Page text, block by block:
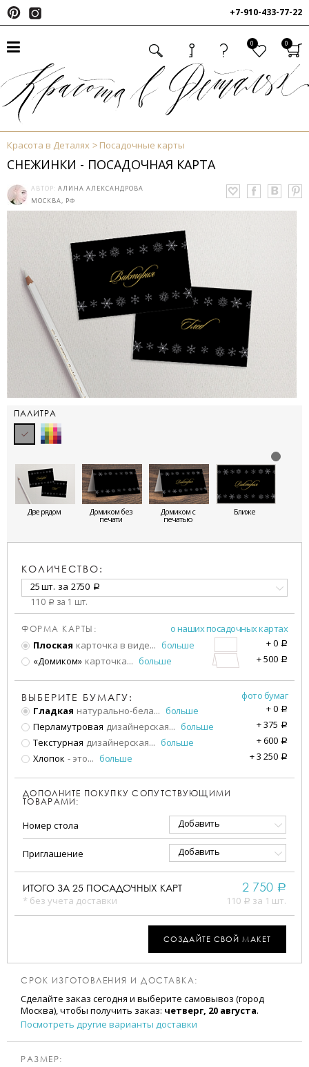
+7-910-433-77-22
0 0
Красота в Деталях Посадочные карты
СНЕЖИНКИ - ПОСАДОЧНАЯ КАРТА
АВТОР: АЛИНА АЛЕКСАНДРОВА
МОСКВА, РФ
ПАЛИТРА
Две рядом Домиком без
печати
Домиком с
печатью
Ближе
КОЛИЧЕСТВО:
25 шт. за 2750 a
110 a за 1 шт.
ФОРМА КАРТЫ:
о наших посадочных картах
Плоская карточка в виде... больше +0 a
«Домиком» карточка... больше +500 a
ВЫБЕРИТЕ БУМАГУ:
фото бумаг
Гладкая натурально-бела... больше +0 a
Перламутровая дизайнерская... больше +375 a
Текстурная дизайнерская... больше +600 a
Хлопок - это... больше +3 250 a
ДОПОЛНИТЕ ПОКУПКУ СОПУТСТВУЮЩИМИ
ТОВАРАМИ:
Номер стола Добавить
Приглашение Добавить
ИТОГО ЗА 25 ПОСАДОЧНЫХ КАРТ
* без учета доставки
2 750 a
110 a за 1 шт.
СОЗДАЙТЕ СВОЙ МАКЕТ
СРОК ИЗГОТОВЛЕНИЯ И ДОСТАВКА:
Сделайте заказ сегодня и выберите самовывоз (город
Москва), чтобы получить заказ: четверг, 20 августа.
Посмотреть другие варианты доставки
РАЗМЕР: